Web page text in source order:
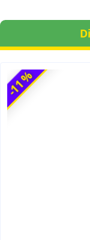
-11 %